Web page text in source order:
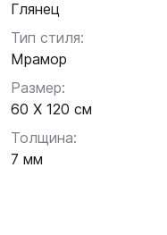
Глянец
Тип стиля:
Мрамор
Размер:
60 X 120 см
Толщина:
7 мм